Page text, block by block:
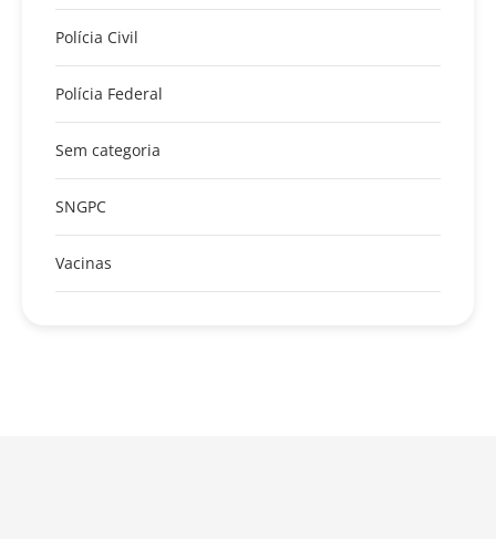
Polícia Civil
Polícia Federal
Sem categoria
SNGPC
Vacinas